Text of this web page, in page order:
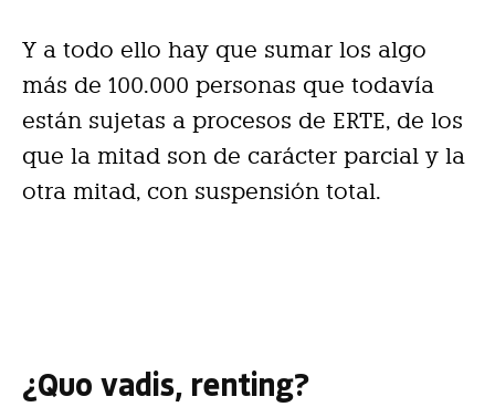
Y a todo ello hay que sumar los algo
más de 100.000 personas que todavía
están sujetas a procesos de ERTE, de los
que la mitad son de carácter parcial y la
otra mitad, con suspensión total.
¿Quo vadis, renting?